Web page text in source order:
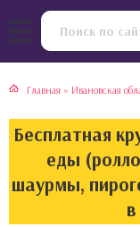
Главная » Ивановская
Бесплатная
еды
шаурмы,
кухня
кухня
кухня